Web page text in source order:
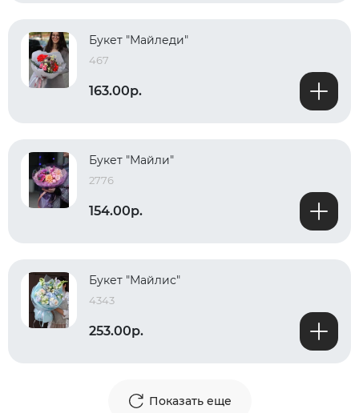
Букет "Майледи"
467
163.00р.
Букет "Майли"
2776
154.00р.
Букет "Майлис"
4343
253.00р.
Показать еще